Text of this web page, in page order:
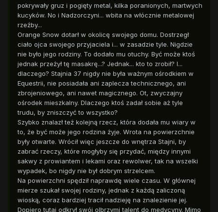
pokrywały gruz i pogięty metal, kilka poranionych, martwych
kucyków. No i Nadzorczyni... wbita na włócznie metalowej
rzeźby...
Orange Snow dotarł w okolicę swojego domu. Dostrzegł
ciało ojca swojego przyjaciela i... w zasadzie tyle. Nigdzie
nie było jego rodziny. To dodało mu otuchy. Być może ktoś
jednak przeżył tę masakrę...? Jednak... kto to zrobił? I...
dlaczego? Stajnia 37 nigdy nie była ważnym ośrodkiem w
Equestrii, nie posiadała ani zaplecza technicznego, ani
zbrojeniowego, ani nawet magicznego. Ot, zwyczajny
ośrodek mieszkalny. Dlaczego ktoś zadał sobie aż tyle
trudu, by zniszczyć to wszystko?
Szybko znalazł też kolejną rzecz, która dodała mu wiary w
to, że być może jego rodzina żyje. Wrota na powierzchnie
były otwarte. Wrócił więc jeszcze do wnętrza Stajni, by
zabrać rzeczy, które mogłyby się przydać, między innymi
sakwy z prowiantem i lekami oraz rewolwer, tak na wszelki
wypadek, bo nigdy nie był dobrym strzelcem.
Na powierzchni spędził naprawdę wiele czasu. W głównej
mierze szukał swojej rodziny, jednak z każdą zaliczoną
wioską, coraz bardziej tracił nadzieję na znalezienie jej.
Dopiero tutaj odkrył swój olbrzymi talent do medycyny. Mimo